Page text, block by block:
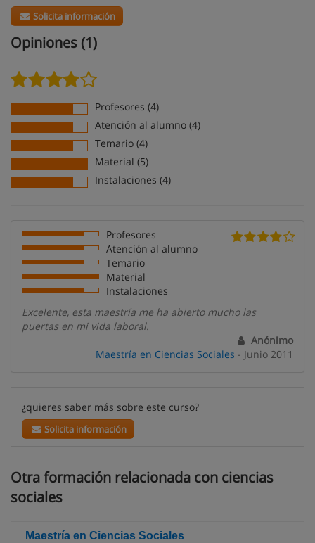
Solicita información
Opiniones (1)
Profesores (4)
Atención al alumno (4)
Temario (4)
Material (5)
Instalaciones (4)
Profesores
Atención al alumno
Temario
Material
Instalaciones
Excelente, esta maestría me ha abierto mucho las
puertas en mi vida laboral.
Anónimo
Maestría en Ciencias Sociales - Junio 2011
¿quieres saber más sobre este curso?
Solicita información
Otra formación relacionada con ciencias
sociales
Maestría en Ciencias Sociales